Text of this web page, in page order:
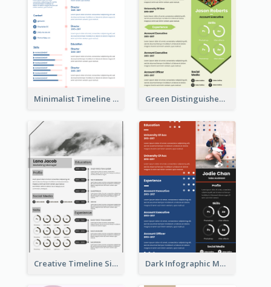
Minimalist Timeline Medical Student Resume Green Distinguished Resume
Creative Timeline Simple Resume Dark Infographic Marketing Assistant Resume